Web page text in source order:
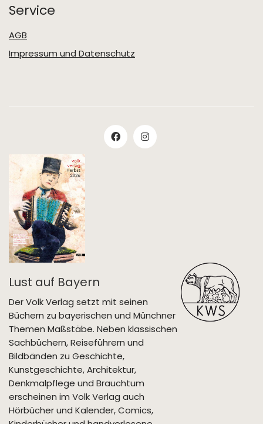
Service
AGB
Impressum und Datenschutz
Lust auf Bayern
Der Volk Verlag setzt mit seinen
Büchern zu bayerischen und Münchner
Themen Maßstäbe. Neben klassischen
Sachbüchern, Reiseführern und
Bildbänden zu Geschichte,
Kunstgeschichte, Architektur,
Denkmalpflege und Brauchtum
erscheinen im Volk Verlag auch
Hörbücher und Kalender, Comics,